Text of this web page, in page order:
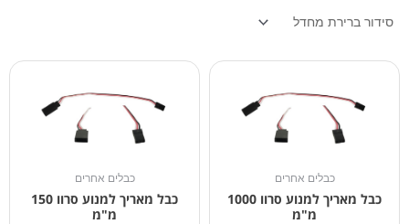
כבלים אחרים
כבל מאריך למנוע סרוו 1000
מ"מ
כבלים אחרים
כבל מאריך למנוע סרוו 150
מ"מ